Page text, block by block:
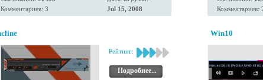
Комментариев: 3
Jul 15, 2008
Комментариев:
Рейтинг:
Подробнее...
Win10